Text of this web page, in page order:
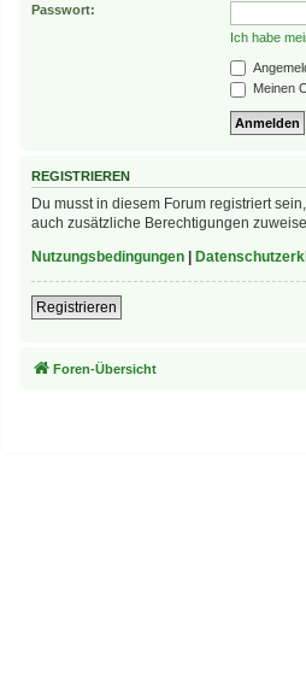
Passwort:
Ich habe
Meinen
REGISTRIEREN
Du musst in diesem Forum registriert
auch zusätzliche Berechtigungen
Nutzungsbedingungen
Registrieren
Foren-Übersicht